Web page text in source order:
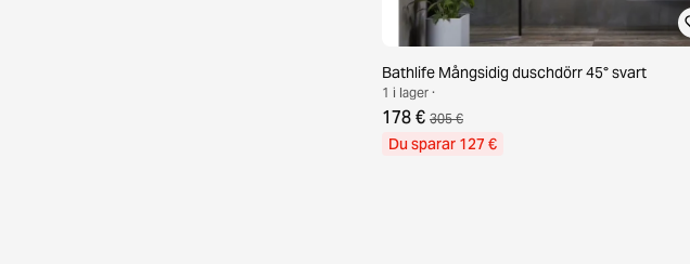
Bathlife Mångsidig duschdörr 45° svart
1 i lager ·
178 € 305 €
Du sparar 127 €